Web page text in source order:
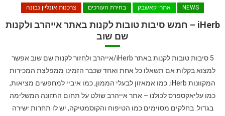
NEWS אתרי קאשבק בחירת העורכים צרכנות אונליין נבונה
iHerb – חמש סיבות טובות לקנות באתר אייהרב ולקנות
שם שוב
5 סיבות טובות לקנות באתר iHerb/אייהרב ולחזור לקנות שם שוב אפשר
למצוא בקלות אם תשאלו כל אחת ואחד שכבר הזמינו ממפלצת המכירות
המקוונות iHerb. כמו אמאזון לבעלי הממון, כמו איביי למחפשים מציאות,
כמו עליאקספרס לכולנו – אתר אייהרב שולט על תחום התזונה המשלימה
בגדול. בחלקים מסוימים כמו הטיפוח והקוסמטיקה, יש לו תחרות ישירה